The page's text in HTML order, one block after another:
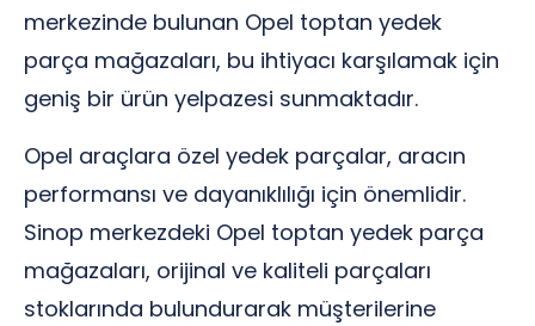
merkezinde bulunan Opel toptan yedek
parça mağazaları, bu ihtiyacı karşılamak için
geniş bir ürün yelpazesi sunmaktadır.
Opel araçlara özel yedek parçalar, aracın
performansı ve dayanıklılığı için önemlidir.
Sinop merkezdeki Opel toptan yedek parça
mağazaları, orijinal ve kaliteli parçaları
stoklarında bulundurarak müşterilerine